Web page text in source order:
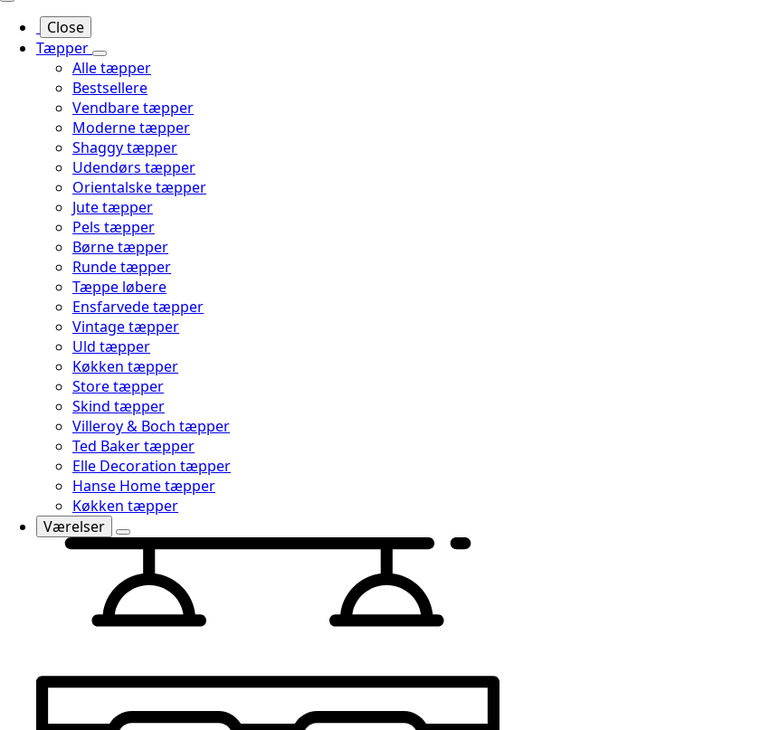
Close
Tæpper
Alle tæpper
Bestsellere
Vendbare tæpper
Moderne tæpper
Shaggy tæpper
Udendørs tæpper
Orientalske tæpper
Jute tæpper
Pels tæpper
Børne tæpper
Runde tæpper
Tæppe løbere
Ensfarvede tæpper
Vintage tæpper
Uld tæpper
Køkken tæpper
Store tæpper
Skind tæpper
Villeroy & Boch tæpper
Ted Baker tæpper
Elle Decoration tæpper
Hanse Home tæpper
Køkken tæpper
Værelser